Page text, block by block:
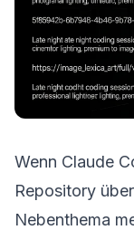
Wenn Claude
Repository
Nebenthema